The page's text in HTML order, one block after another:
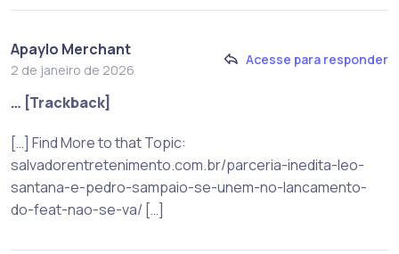
Apaylo Merchant
2 de janeiro de 2026
Acesse para responder
… [Trackback]
[…] Find More to that Topic:
salvadorentretenimento.com.br/parceria-inedita-leo-
santana-e-pedro-sampaio-se-unem-no-lancamento-
do-feat-nao-se-va/ […]